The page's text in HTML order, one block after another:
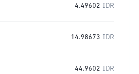
4.49602 IDR
14.98673 IDR
44.9602 IDR